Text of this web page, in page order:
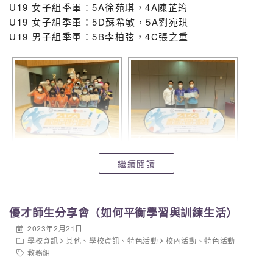
U19 女子組季軍：5A徐苑琪，4A陳芷筠
U19 女子組季軍：5D蘇希敏，5A劉宛琪
U19 男子組季軍：5B李柏弦，4C張之重
繼續閱讀
優才師生分享會（如何平衡學習與訓練生活）
2023年2月21日
學校資訊
其他 、學校資訊 、特色活動 校內活動 、特色活動
教務組